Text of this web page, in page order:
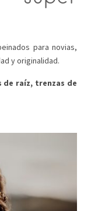
para novias,
y originalidad.
de raíz, trenzas de